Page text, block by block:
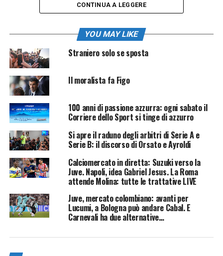
CONTINUA A LEGGERE
YOU MAY LIKE
Straniero solo se sposta
Il moralista fa Figo
100 anni di passione azzurra: ogni sabato il
Corriere dello Sport si tinge di azzurro
Si apre il raduno degli arbitri di Serie A e
Serie B: il discorso di Orsato e Ayroldi
Calciomercato in diretta: Suzuki verso la
Juve. Napoli, idea Gabriel Jesus. La Roma
attende Molina: tutte le trattative LIVE
Juve, mercato colombiano: avanti per
Lucumi, a Bologna può andare Cabal. E
Carnevali ha due alternative…